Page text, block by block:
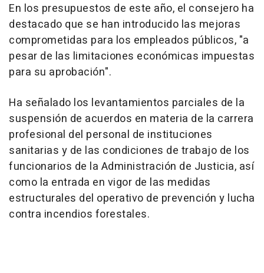
En los presupuestos de este año, el consejero ha
destacado que se han introducido las mejoras
comprometidas para los empleados públicos, "a
pesar de las limitaciones económicas impuestas
para su aprobación".
Ha señalado los levantamientos parciales de la
suspensión de acuerdos en materia de la carrera
profesional del personal de instituciones
sanitarias y de las condiciones de trabajo de los
funcionarios de la Administración de Justicia, así
como la entrada en vigor de las medidas
estructurales del operativo de prevención y lucha
contra incendios forestales.